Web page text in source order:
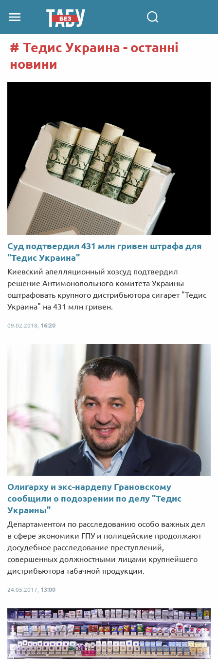
Тедис Украина - останні
новини
Суд подтвердил 431 млн гривен штрафа для
"Тедис Украина"
Киевский апелляционный хозсуд подтвердил
решение Антимонопольного комитета Украины
оштрафовать крупного дистрибьютора сигарет "Тедис
Украина" на 431 млн гривен.
09.02.2018, 16:20
Олигарху и экс-нардепу Грановскому
сообщили о подозрении по делу "Тедис
Украины"
Департаментом по расследованию особо важных дел
в сфере экономики ГПУ и полицейские продолжают
досудебное расследование преступлений,
совершенных должностными лицами крупнейшего
дистрибьютора табачной продукции.
24.05.2017, 13:00